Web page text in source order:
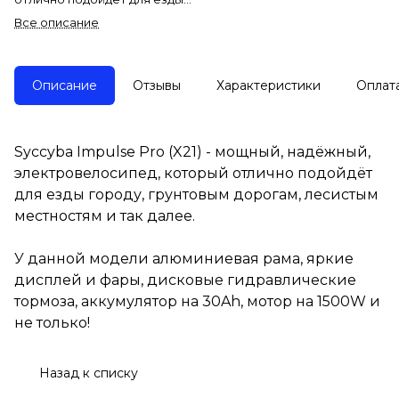
лесистым местностям и так
У данной модели
аккумулятор на 30Ah, мотор
на 1500W и не только!
Все описание
Описание Отзывы Характеристики
Syccyba Impulse Pro (X21) - мощный, надёжный,
электровелосипед, который отлично подойдёт
для езды городу, грунтовым дорогам, лесистым
местностям и так далее.
У данной модели алюминиевая рама, яркие
дисплей и фары, дисковые гидравлические
тормоза, аккумулятор на 30Ah, мотор на 1500W и
не только!
Назад к списку